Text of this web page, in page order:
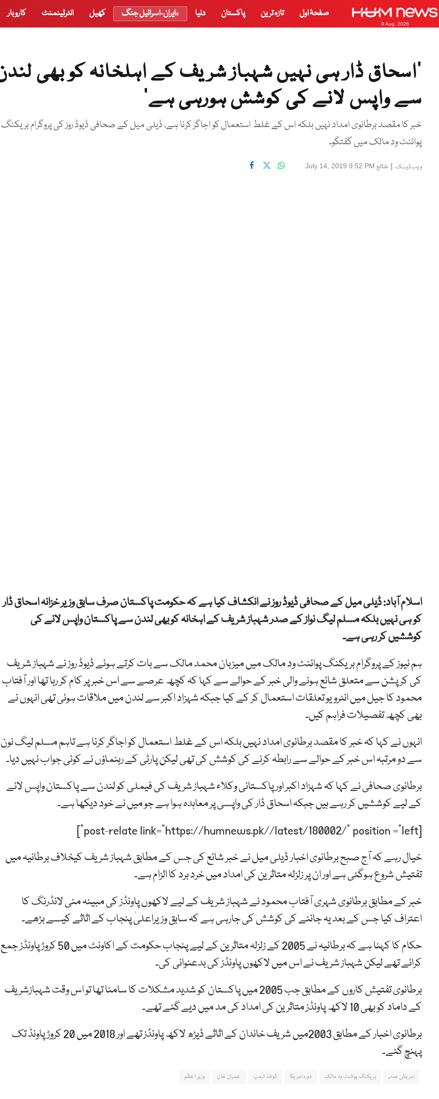
9 Aug, 2026
صفحۂ اول تازہ ترین پاکستان دنیا ایران-اسرائیل جنگ کھیل انٹرٹینمنٹ کاروبار
’اسحاق ڈار ہی نہیں شہباز شریف کے اہلخانہ کو بھی
سے واپس لانے کی کوشش ہورہی ہے‘
خبر کا مقصد برطانوی امداد نہیں بلکہ اس کے غلط استعمال کو اجاگر کرنا ہے، ڈیلی میل کے صحافی ڈیوڈ روز کی پروگرام بریکنگ
پوائنٹ ود مالک میں گفتگو۔
ویب ڈیسک | شائع July 14, 2019 9:52 PM
اسلام آباد: ڈیلی میل کے صحافی ڈیوڈ روز نے انکشاف کیا ہے کہ حکومت پاکستان صرف سابق وزیر خزانہ اسحاق ڈار
کو ہی نہیں بلکہ مسلم لیگ نواز کے صدر شہباز شریف کے اہخانہ کو بھی لندن سے پاکستان واپس لانے کی
کوششیں کر رہی ہے۔
ہم نیوز کے پروگرام بریکنگ پوائنٹ ود مالک میں میزبان محمد مالک سے بات کرتے ہوئے ڈیوڈ روز نے شہباز شریف
کی کرپشن سے متعلق شائع ہونے والی خبر کے حوالے سے کہا کہ کچھ عرصے سے اس خبر پر کام کر رہا تھا اور آفتاب
محمود کا جیل میں انٹرویو تعلقات استعمال کر کے کیا جبکہ شہزاد اکبر سے لندن میں ملاقات ہوئی تھی انہوں نے
بھی کچھ تفصیلات فراہم کیں۔
انہوں نے کہا کہ خبر کا مقصد برطانوی امداد نہیں بلکہ اس کے غلط استعمال کو اجاگر کرنا ہے تاہم مسلم لیگ نون
سے دو مرتبہ اس خبر کے حوالے سے رابطہ کرنے کی کوشش کی تھی لیکن پارٹی کے رہنماؤں نے کوئی جواب نہیں دیا۔
برطانوی صحافی نے کہا کہ شہزاد اکبر اور پاکستانی وکلاء شہباز شریف کی فیملی کو لندن سے پاکستان واپس لانے
کے لیے کوششیں کر رہے ہیں جبکہ اسحاق ڈار کی واپسی پر معاہدہ ہوا ہے جو میں نے خود دیکھا ہے۔
[post-relate link=”https://humnews.pk//latest/180002/” position =”left”]
خیال رہے کہ آج صبح برطانوی اخبار ڈیلی میل نے خبر شائع کی جس کے مطابق شہباز شریف کیخلاف برطانیہ میں
تفتیش شروع ہوگئی ہے اور ان پر زلزلہ متاثرین کی امداد میں خرد برد کا الزام ہے۔
خبر کے مطابق برطانوی شہری آفتاب محمود نے شہباز شریف کے لیے لاکھوں پاونڈز کی مبینہ منی لانڈرنگ کا
اعتراف کیا جس کے بعد یہ جاننے کی کوشش کی جارہی ہے کہ سابق وزیراعلیٰ پنجاب کے اثاثے کیسے بڑھے۔
حکام کا کہنا ہے کہ برطانیہ نے 2005 کے زلزلہ متاثرین کے لیے پنجاب حکومت کے اکاونٹ میں 50 کروڑ پاونڈز جمع
کرائے تھے لیکن شہباز شریف نے اس میں لاکھوں پاونڈز کی بدعنوانی کی۔
برطانوی تفتیش کاروں کے مطابق جب 2005 میں پاکستان کو شدید مشکلات کا سامنا تھا تو اس وقت شہبازشریف
کے داماد کو بھی 10 لاکھ پاونڈز متاثرین کی امداد کی مد میں دیے گئے تھے۔
برطانوی اخبار کے مطابق 2003میں شریف خاندان کے اثاثے ڈیڑھ لاکھ پاونڈز تھے اور 2018 میں 20 کروڑ پاونڈ تک
پہنچ گئے۔
امریکی صدر بریکنگ پوائنٹ ود مالک دورہ امریکا ڈونلڈ ٹرمپ عمران خان وزیر اعظم